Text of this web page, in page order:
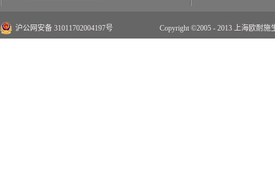
沪公网安备 31011702004197号 Copyright ©2005 - 2013 上海欧耐施